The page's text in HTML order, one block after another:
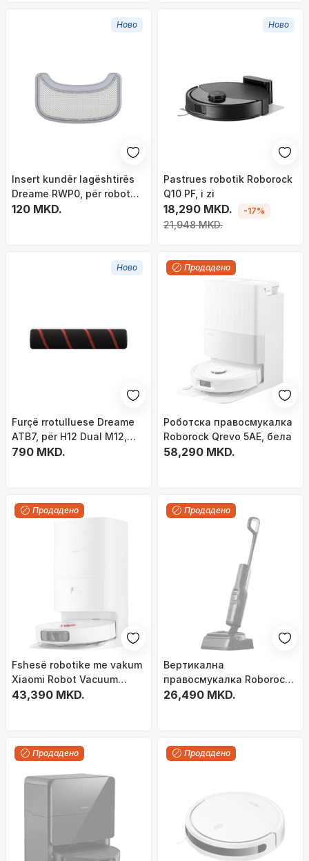
Ново
Insert kundër lagështirës
Dreame RWP0, për robot
fshirës W10, gri
120 MKD.
Ново
Pastrues robotik Roborock
Q10 PF, i zi
18,290 MKD.
21,948 MKD.
-17%
Ново
Furçë rrotulluese Dreame
ATB7, për H12 Dual M12,
cilindrike, e zezë me të
790 MKD.
Продадено
Роботска правосмукалка
Roborock Qrevo 5AE, бела
58,290 MKD.
Продадено
Fshesë robotike me vakum
Xiaomi Robot Vacuum
X10+, e bardhë
43,390 MKD.
Продадено
Вертикална
правосмукалка Roborock
F25, без кабел,
26,490 MKD.
Продадено Продадено